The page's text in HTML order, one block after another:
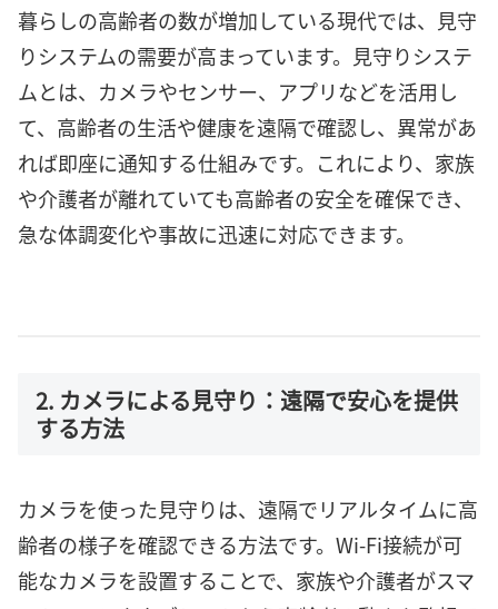
暮らしの高齢者の数が増加している現代では、見守
りシステムの需要が高まっています。見守りシステ
ムとは、カメラやセンサー、アプリなどを活用し
て、高齢者の生活や健康を遠隔で確認し、異常があ
れば即座に通知する仕組みです。これにより、家族
や介護者が離れていても高齢者の安全を確保でき、
急な体調変化や事故に迅速に対応できます。
2. カメラによる見守り：遠隔で安心を提供
する方法
カメラを使った見守りは、遠隔でリアルタイムに高
齢者の様子を確認できる方法です。Wi-Fi接続が可
能なカメラを設置することで、家族や介護者がスマ